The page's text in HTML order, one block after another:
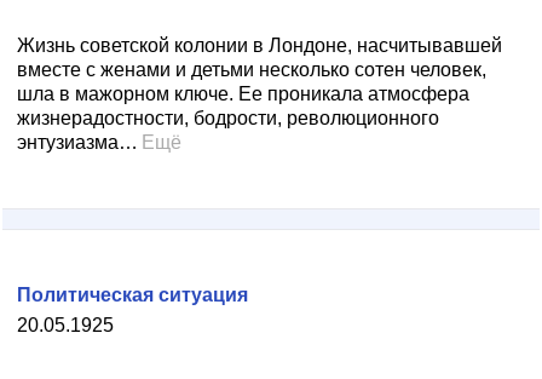
Жизнь советской колонии в Лондоне, насчитывавшей
вместе с женами и детьми несколько сотен человек,
шла в мажорном ключе. Ее проникала атмосфера
жизнерадостности, бодрости, революционного
энтузиазма… Ещё
20.05.1925
Политическая ситуация